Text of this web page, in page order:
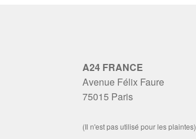
A24 FRANCE
Avenue Félix Faure
75015 Paris
(Il n'est pas utilisé pour les plaintes)